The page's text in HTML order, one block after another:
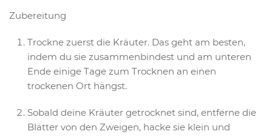
Zubereitung
Trockne zuerst die Kräuter. Das geht am besten,
indem du sie zusammenbindest und am unteren
Ende einige Tage zum Trocknen an einen
trockenen Ort hängst.
Sobald deine Kräuter getrocknet sind, entferne die
Blätter von den Zweigen, hacke sie klein und